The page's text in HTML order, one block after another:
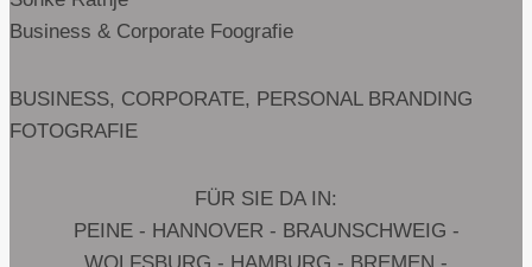
Business & Corporate Foografie
BUSINESS, CORPORATE, PERSONAL BRANDING
FOTOGRAFIE
FÜR SIE DA IN:
PEINE - HANNOVER - BRAUNSCHWEIG -